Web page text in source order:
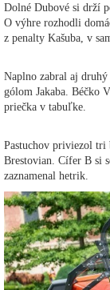
Dolné Dubové si drží
O výhre rozhodli
z penalty Kašuba, v
Naplno zabral aj
gólom Jakaba. Béčko
priečka v tabuľke.
Pastuchov priviezol tri
Brestovian. Cífer B si
zaznamenal hetrik.